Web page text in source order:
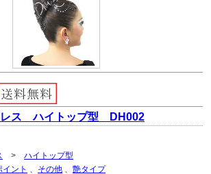
レス ハイトップ型 DH002
> ハイトップ型
ント 、 その他 、 艶タイプ